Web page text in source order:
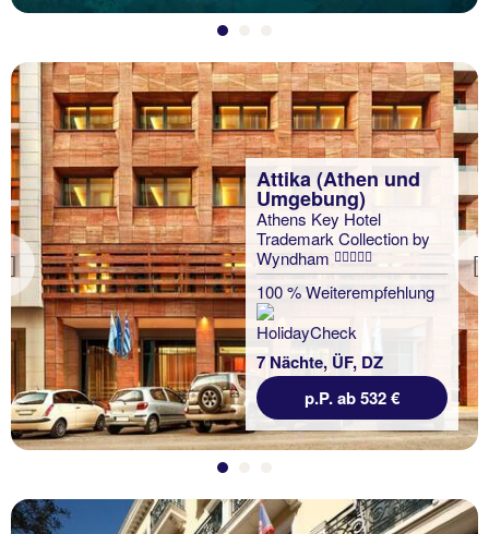
Previous
Attika (Athen und
Umgebung)
Athens Key Hotel
Trademark Collection by
Wyndham
100 % Weiterempfehlung
7 Nächte, ÜF, DZ
p.P. ab 532 €